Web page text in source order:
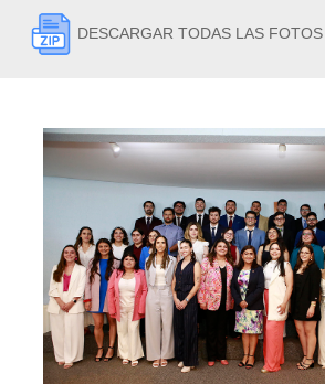
DESCARGAR TODAS LAS